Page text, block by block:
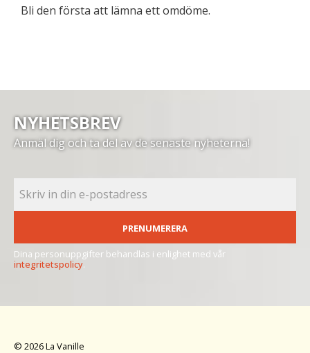
Bli den första att lämna ett omdöme.
NYHETSBREV
Anmäl dig och ta del av de senaste nyheterna!
PRENUMERERA
Dina personuppgifter behandlas i enlighet med vår
integritetspolicy.
© 2026 La Vanille